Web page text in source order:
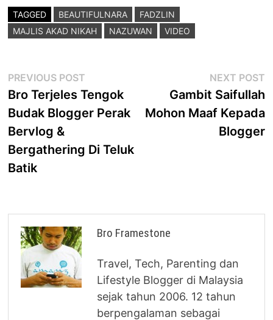
TAGGED BEAUTIFULNARA
FADZLIN
MAJLIS AKAD NIKAH
NAZUWAN VIDEO
Post
navigation
PREVIOUS POST
post:
Bro Terjeles Tengok
Budak Blogger Perak
Bervlog &
Bergathering Di Teluk
Batik
NEXT POST
Gambit Saifullah
Mohon Maaf Kepada
Blogger
Bro Framestone
Travel, Tech, Parenting dan
Lifestyle Blogger di Malaysia
sejak tahun 2006. 12 tahun
berpengalaman sebagai